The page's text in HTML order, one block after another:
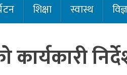
शिक्षा स्वास्थ